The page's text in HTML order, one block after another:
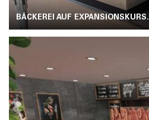
BÄCKEREI AUF EXPANSIONSKURS.